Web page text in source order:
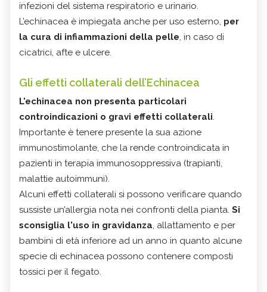
infezioni del sistema respiratorio e urinario.
L’echinacea è impiegata anche per uso esterno, per
la cura di infiammazioni della pelle, in caso di
cicatrici, afte e ulcere.
Gli effetti collaterali dell’Echinacea
L'echinacea non presenta particolari
controindicazioni o gravi effetti collaterali.
Importante è tenere presente la sua azione
immunostimolante, che la rende controindicata in
pazienti in terapia immunosoppressiva (trapianti,
malattie autoimmuni).
Alcuni effetti collaterali si possono verificare quando
sussiste un’allergia nota nei confronti della pianta. Si
sconsiglia l'uso in gravidanza, allattamento e per
bambini di età inferiore ad un anno in quanto alcune
specie di echinacea possono contenere composti
tossici per il fegato.